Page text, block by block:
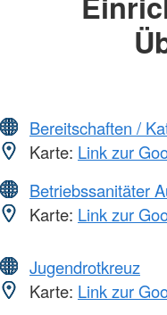
Bereitschaften /
Karte: Link zur
Betriebssanitäter
Karte: Link zur
Jugendrotkreuz
Karte: Link zur